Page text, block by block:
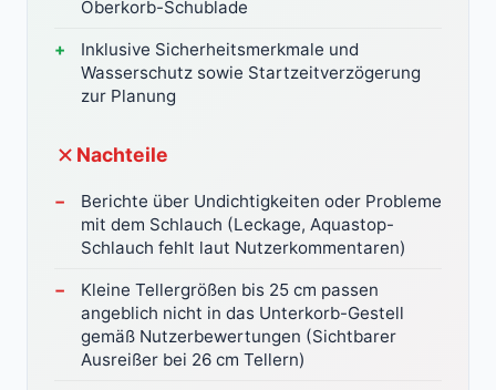
Oberkorb-Schublade
Inklusive Sicherheitsmerkmale und
Wasserschutz sowie Startzeitverzögerung
zur Planung
Nachteile
Berichte über Undichtigkeiten oder Probleme
mit dem Schlauch (Leckage, Aquastop-
Schlauch fehlt laut Nutzerkommentaren)
Kleine Tellergrößen bis 25 cm passen
angeblich nicht in das Unterkorb-Gestell
gemäß Nutzerbewertungen (Sichtbarer
Ausreißer bei 26 cm Tellern)